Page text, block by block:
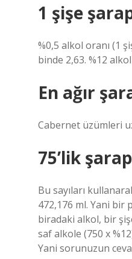
1 şişe
%0,5 alkol oranı (1
binde 2,63. %12
En ağır
Cabernet üzümleri
75’lik
Bu sayıları
472,176 ml. Yani bir
biradaki alkol, bir
saf alkole (750 x
Yani sorunuzun